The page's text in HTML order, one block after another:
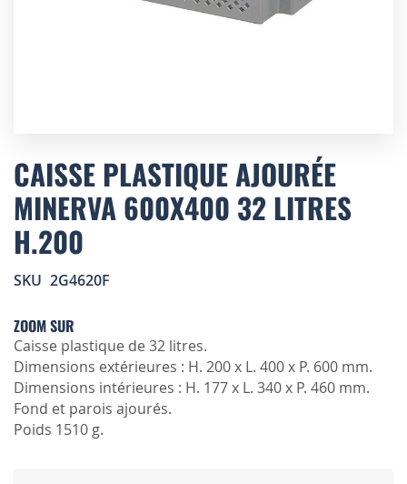
to
the
beginning
of
the
images
CAISSE PLASTIQUE AJOURÉE
MINERVA 600X400 32 LITRES
H.200
SKU 2G4620F
ZOOM SUR
Caisse plastique de 32 litres.
Dimensions extérieures : H. 200 x L. 400 x P. 600 mm.
Dimensions intérieures : H. 177 x L. 340 x P. 460 mm.
Fond et parois ajourés.
Poids 1510 g.